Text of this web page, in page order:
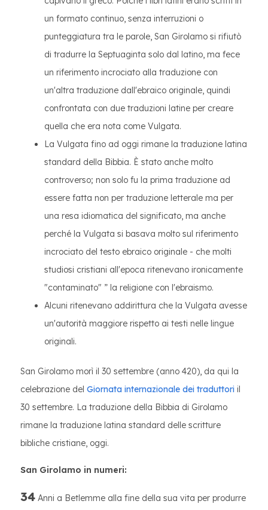
un formato continuo, senza interruzioni o
punteggiatura tra le parole, San Girolamo si rifiutò
di tradurre la Septuaginta solo dal latino, ma fece
un riferimento incrociato alla traduzione con
un'altra traduzione dall'ebraico originale, quindi
confrontata con due traduzioni latine per creare
quella che era nota come Vulgata.
La Vulgata fino ad oggi rimane la traduzione latina
standard della Bibbia. È stato anche molto
controverso; non solo fu la prima traduzione ad
essere fatta non per traduzione letterale ma per
una resa idiomatica del significato, ma anche
perché la Vulgata si basava molto sul riferimento
incrociato del testo ebraico originale - che molti
studiosi cristiani all'epoca ritenevano ironicamente
"contaminato" ” la religione con l'ebraismo.
Alcuni ritenevano addirittura che la Vulgata avesse
un'autorità maggiore rispetto ai testi nelle lingue
originali.
San Girolamo morì il 30 settembre (anno 420), da qui la
celebrazione del Giornata internazionale dei traduttori il
30 settembre. La traduzione della Bibbia di Girolamo
rimane la traduzione latina standard delle scritture
bibliche cristiane, oggi.
San Girolamo in numeri:
34 Anni a Betlemme alla fine della sua vita per produrre